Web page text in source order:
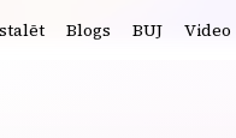
Blogs BUJ Video